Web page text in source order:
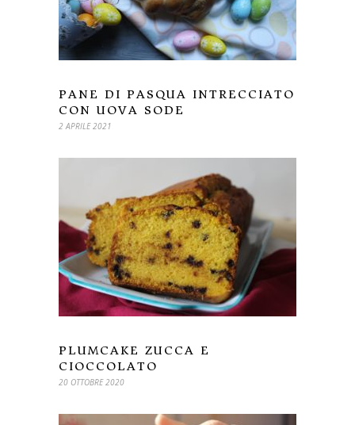
PANE DI PASQUA INTRECCIATO
CON UOVA SODE
2 APRILE 2021
PLUMCAKE ZUCCA E
CIOCCOLATO
20 OTTOBRE 2020